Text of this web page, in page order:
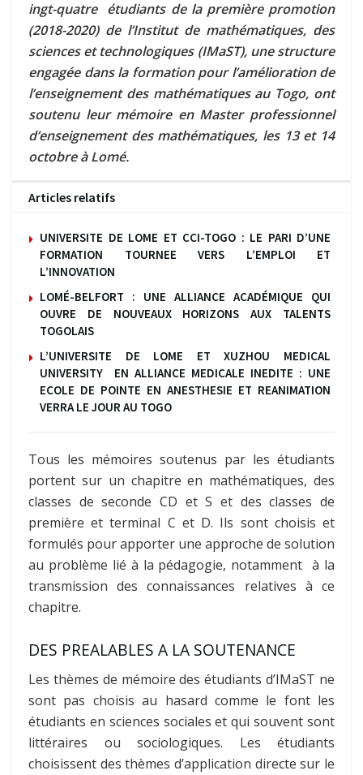
ingt-quatre étudiants de la première promotion
(2018-2020) de l’Institut de mathématiques, des
sciences et technologiques (IMaST), une structure
engagée dans la formation pour l’amélioration de
l’enseignement des mathématiques au Togo, ont
soutenu leur mémoire en Master professionnel
d’enseignement des mathématiques, les 13 et 14
octobre à Lomé.
Articles relatifs
UNIVERSITE DE LOME ET CCI-TOGO : LE PARI D’UNE
FORMATION TOURNEE VERS L’EMPLOI ET
L’INNOVATION
LOMÉ-BELFORT : UNE ALLIANCE ACADÉMIQUE QUI
OUVRE DE NOUVEAUX HORIZONS AUX TALENTS
TOGOLAIS
L’UNIVERSITE DE LOME ET XUZHOU MEDICAL
UNIVERSITY EN ALLIANCE MEDICALE INEDITE : UNE
ECOLE DE POINTE EN ANESTHESIE ET REANIMATION
VERRA LE JOUR AU TOGO
Tous les mémoires soutenus par les étudiants
portent sur un chapitre en mathématiques, des
classes de seconde CD et S et des classes de
première et terminal C et D. Ils sont choisis et
formulés pour apporter une approche de solution
au problème lié à la pédagogie, notamment à la
transmission des connaissances relatives à ce
chapitre.
DES PREALABLES A LA SOUTENANCE
Les thèmes de mémoire des étudiants d’IMaST ne
sont pas choisis au hasard comme le font les
étudiants en sciences sociales et qui souvent sont
littéraires ou sociologiques. Les étudiants
choisissent des thèmes d’application directe sur le